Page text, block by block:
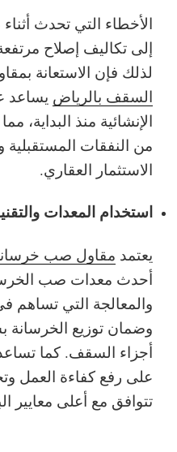
الأخطاء التي تحدث
إلى تكاليف إصلاح
لذلك فإن الاستعانة
السقف بالرياض يساعد
الإنشائية منذ البداية،
من النفقات
الاستثمار العقاري.
استخدام المعدات
يعتمد مقاول صب
أحدث معدات صب
والمعالجة التي تساهم
وضمان توزيع
أجزاء السقف. كما تساعد
على رفع كفاءة العمل
تتوافق مع أعلى معايير